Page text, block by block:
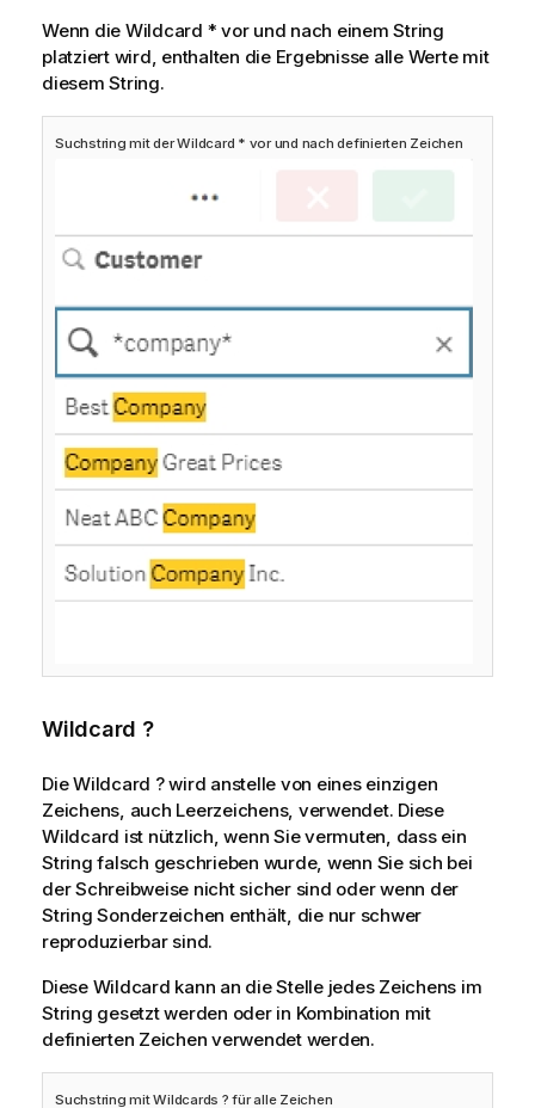
Wenn die Wildcard * vor und nach einem String
platziert wird, enthalten die Ergebnisse alle Werte mit
diesem String.
Suchstring mit der Wildcard * vor und nach definierten Zeichen
Wildcard ?
Die Wildcard ? wird anstelle von eines einzigen
Zeichens, auch Leerzeichens, verwendet. Diese
Wildcard ist nützlich, wenn Sie vermuten, dass ein
String falsch geschrieben wurde, wenn Sie sich bei
der Schreibweise nicht sicher sind oder wenn der
String Sonderzeichen enthält, die nur schwer
reproduzierbar sind.
Diese Wildcard kann an die Stelle jedes Zeichens im
String gesetzt werden oder in Kombination mit
definierten Zeichen verwendet werden.
Suchstring mit Wildcards ? für alle Zeichen